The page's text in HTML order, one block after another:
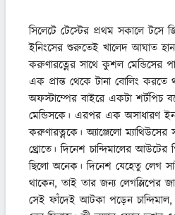
সিলেটে টেস্টের প্রথম সকালে টসে
ইনিংসের শুরুতেই খালেদ আঘাত
করুণারত্নের সাথে কুশল মেন্ডিসের
এক প্রান্ত থেকে টানা বোলিং
অফস্টাম্পের বাইরে একটা
মেন্ডিসকে। এরপর এক অসাধারণ
করুণারত্নকে। অ্যাঞ্জেলো
থ্রোতে। দিনেশ চান্দিমালের
ছিলো অনেক। দিনেশ যেহেতু লেগ
থাকেন, তাই তার জন্য লেগস্লিপের
সেই ফাঁদেই আটকা পড়েন